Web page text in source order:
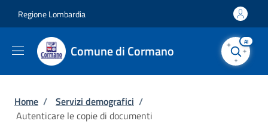
Regione Lombardia
Comune di Cormano
AI
Briciole di pane
Home / Servizi demografici /
Autenticare le copie di documenti